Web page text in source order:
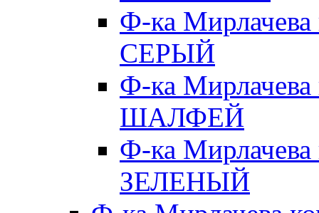
Ф-ка
СЕРЫЙ
Ф-ка
ШАЛФЕЙ
Ф-ка
ЗЕЛЕНЫЙ